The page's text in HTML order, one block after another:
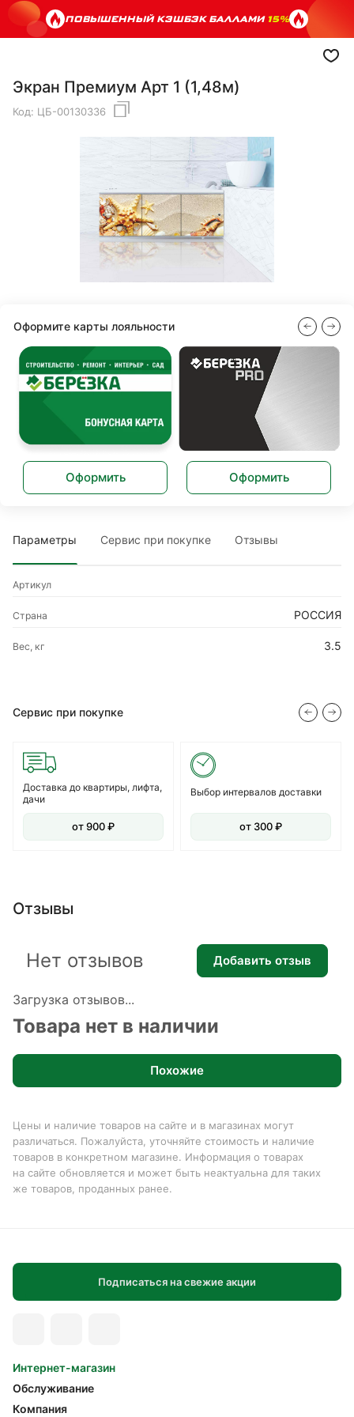
ПОВЫШЕННЫЙ КЭШБЭК БАЛЛАМИ15%
Экран Премиум Арт 1 (1,48м)
Код: ЦБ-00130336
Оформите карты лояльности
Оформить Оформить
Параметры Сервис при покупке Отзывы
Артикул
Страна РОССИЯ
Вес, кг 3.5
Сервис при покупке
Доставка до квартиры, лифта,
дачи
от 900 ₽
Выбор интервалов доставки
от 300 ₽
Отзывы
Загрузка отзывов...
Нет отзывов Добавить отзыв
Товара нет в наличии
Похожие
Цены и наличие товаров на сайте и в магазинах могут
различаться. Пожалуйста, уточняйте стоимость и наличие
товаров в конкретном магазине. Информация о товарах
на сайте обновляется и может быть неактуальна для таких
же товаров, проданных ранее.
Подписаться на свежие акции
Интернет-магазин
Обслуживание
Компания